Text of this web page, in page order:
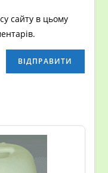
сайту в цьому